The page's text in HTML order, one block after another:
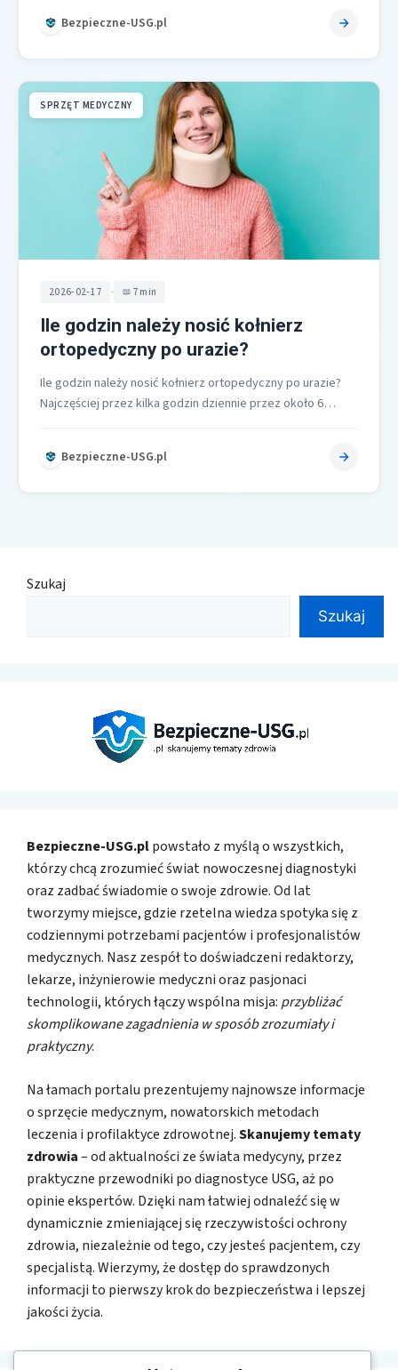
Bezpieczne-USG.pl
SPRZĘT MEDYCZNY
2026-02-17 • 7 min
Ile godzin należy nosić kołnierz
ortopedyczny po urazie?
Ile godzin należy nosić kołnierz ortopedyczny po urazie?
Najczęściej przez kilka godzin dziennie przez około 6
Bezpieczne-USG.pl
Szukaj
Szukaj
Bezpieczne-USG.plpowstało z myślą o wszystkich,
którzy chcą zrozumieć świat nowoczesnej diagnostyki
oraz zadbać świadomie o swoje zdrowie. Od lat
tworzymy miejsce, gdzie rzetelna wiedza spotyka się z
codziennymi potrzebami pacjentów i profesjonalistów
medycznych. Nasz zespół to doświadczeni redaktorzy,
lekarze, inżynierowie medyczni oraz pasjonaci
technologii, których łączy wspólna misja: przybliżać
skomplikowane zagadnienia w sposób zrozumiały i
praktyczny.
Na łamach portalu prezentujemy najnowsze informacje
o sprzęcie medycznym, nowatorskich metodach
leczenia i profilaktyce zdrowotnej.Skanujemy tematy
zdrowia– od aktualności ze świata medycyny, przez
praktyczne przewodniki po diagnostyce USG, aż po
opinie ekspertów. Dzięki nam łatwiej odnaleźć się w
dynamicznie zmieniającej się rzeczywistości ochrony
zdrowia, niezależnie od tego, czy jesteś pacjentem, czy
specjalistą. Wierzymy, że dostęp do sprawdzonych
informacji to pierwszy krok do bezpieczeństwa i lepszej
jakości życia.